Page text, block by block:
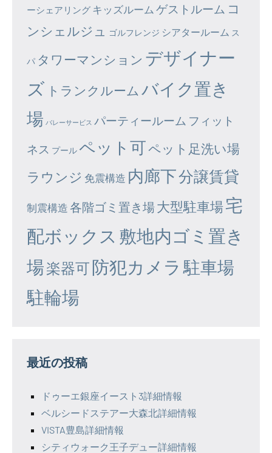
ーシェアリング キッズルーム ゲストルーム コ
ンシェルジュ
ゴルフレンジ シアタールーム ス
パ タワーマンション デザイナー
ズ トランクルーム バイク置き
場 バレーサービス パーティールーム フィット
ネス プール ペット可ペット足洗い場
ラウンジ 免震構造 内廊下分譲賃貸
制震構造 各階ゴミ置き場大型駐車場宅
配ボックス 敷地内ゴミ置き
場楽器可防犯カメラ 駐車場
駐輪場
最近の投稿
ドゥーエ銀座イースト3詳細情報
ベルシードステアー大森北詳細情報
VISTA豊島詳細情報
シティウォーク王子デュー詳細情報